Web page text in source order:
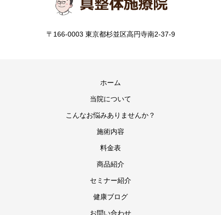
〒166-0003 東京都杉並区高円寺南2-37-9
ホーム
当院について
こんなお悩みありませんか？
施術内容
料金表
商品紹介
セミナー紹介
健康ブログ
お問い合わせ